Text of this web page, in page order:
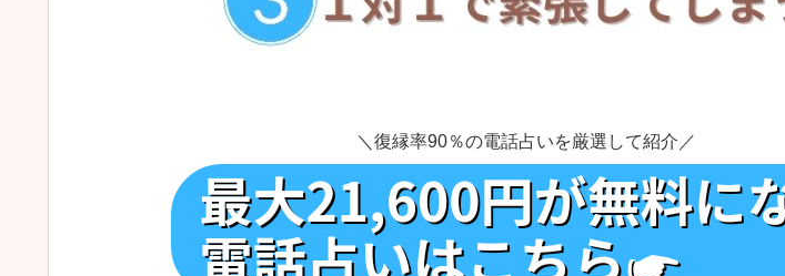
＼復縁率90％の電話占いを厳選して紹介／